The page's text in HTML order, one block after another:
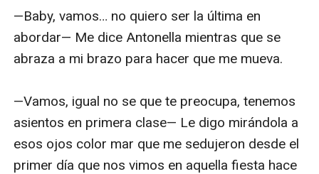
—Baby, vamos… no quiero ser la última en
abordar— Me dice Antonella mientras que se
abraza a mi brazo para hacer que me mueva.
—Vamos, igual no se que te preocupa, tenemos
asientos en primera clase— Le digo mirándola a
esos ojos color mar que me sedujeron desde el
primer día que nos vimos en aquella fiesta hace